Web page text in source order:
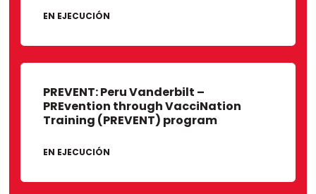
EN EJECUCIÓN
PREVENT: Peru Vanderbilt –
PREvention through VacciNation
Training (PREVENT) program
EN EJECUCIÓN